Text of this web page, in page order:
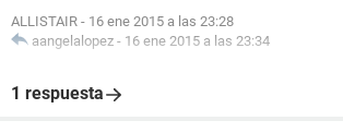
ALLISTAIR - 16 ene 2015 a las 23:28
aangelalopez - 16 ene 2015 a las 23:34
1 respuesta